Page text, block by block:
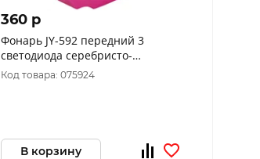
360 p
Фонарь JY-592 передний 3
светодиода серебристо-
пурпурный, арт. 560093
Код товара: 075924
В корзину